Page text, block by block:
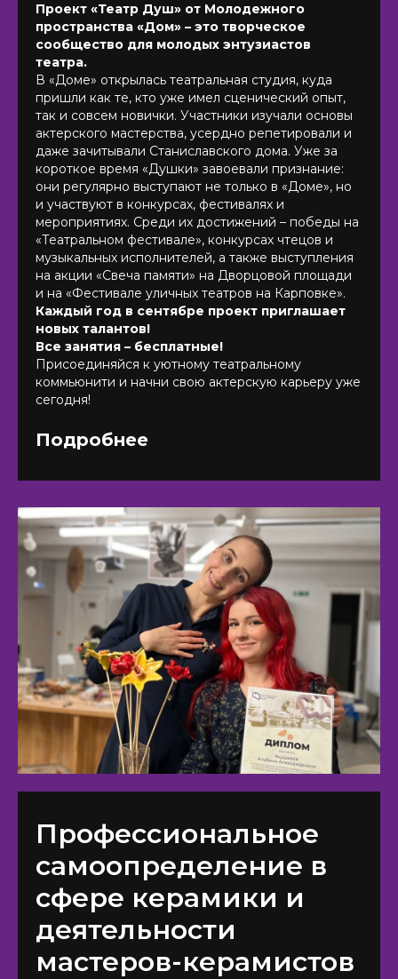
Проект «Театр Душ» от Молодежного
пространства «Дом» – это творческое
сообщество для молодых энтузиастов
театра.
В «Доме» открылась театральная студия, куда
пришли как те, кто уже имел сценический опыт,
так и совсем новички. Участники изучали основы
актерского мастерства, усердно репетировали и
даже зачитывали Станиславского дома. Уже за
короткое время «Душки» завоевали признание:
они регулярно выступают не только в «Доме», но
и участвуют в конкурсах, фестивалях и
мероприятиях. Среди их достижений – победы на
«Театральном фестивале», конкурсах чтецов и
музыкальных исполнителей, а также выступления
на акции «Свеча памяти» на Дворцовой площади
и на «Фестивале уличных театров на Карповке».
Каждый год в сентябре проект приглашает
новых талантов!
Все занятия – бесплатные!
Присоединяйся к уютному театральному
коммьюнити и начни свою актерскую карьеру уже
сегодня!
Подробнее
Профессиональное
самоопределение в
сфере керамики и
деятельности
мастеров-керамистов